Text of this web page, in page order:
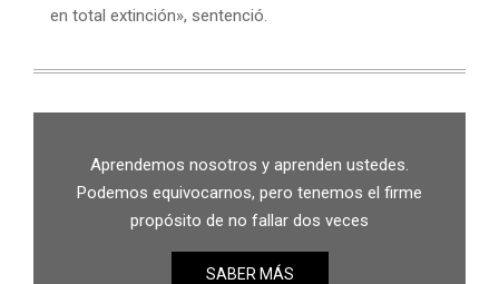
en total extinción», sentenció.
Aprendemos nosotros y aprenden ustedes.
Podemos equivocarnos, pero tenemos el firme
propósito de no fallar dos veces
SABER MÁS